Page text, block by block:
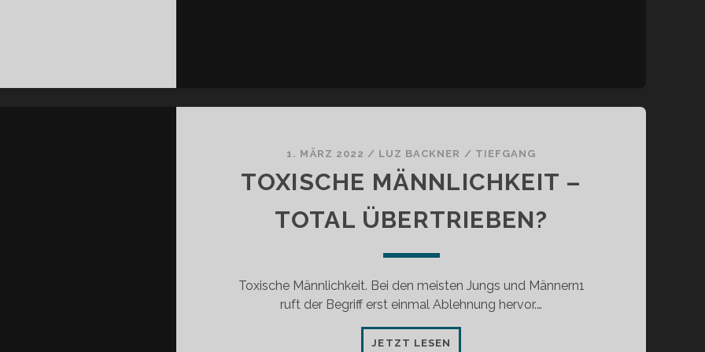
1. MÄRZ 2022 / LUZ BACKNER / TIEFGANG
TOXISCHE MÄNNLICHKEIT –
TOTAL ÜBERTRIEBEN?
Toxische Männlichkeit. Bei den meisten Jungs und Männern1
ruft der Begriff erst einmal Ablehnung hervor.…
JETZT LESEN